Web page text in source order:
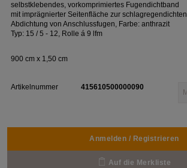
selbstklebendes, vorkomprimiertes Fugendichtband
mit imprägnierter Seitenfläche zur schlagregendichten
Abdichtung von Anschlussfugen, Farbe: anthrazit
Typ: 15 / 5 - 12, Rolle á 9 lfm
900 cm x 1,50 cm
Artikelnummer 415610500000090
Anmelden / Registrieren
Auf die Merkliste